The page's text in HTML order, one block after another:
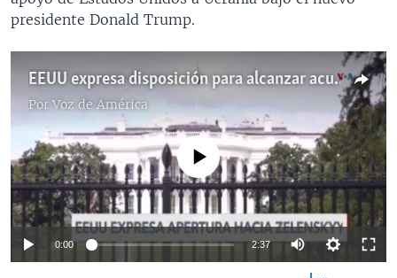
presidente Donald Trump.
EEUU expresa disposición para alcanzar acuerdo de minerales con Zelenskyy
PorVoz de América
No media source currently available
0:00 2:37 Auto
240p